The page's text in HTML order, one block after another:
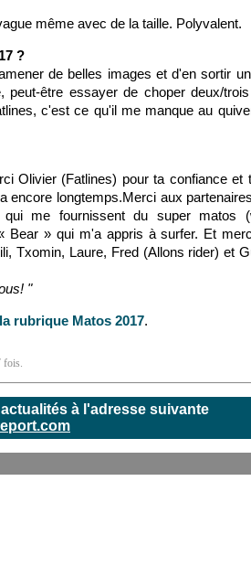
même avec de la taille. Polyvalent.
?
de belles images et d'en sortir
peut-être essayer de choper deux/
c'est ce qu'il me manque au
Olivier (Fatlines) pour ta confiance et
encore longtemps.Merci aux
me fournissent du super matos
Bear » qui m'a appris à surfer. Et
Txomin, Laure, Fred (Allons rider) et
"
rubrique Matos 2017.
fois.
à l'adresse suivante